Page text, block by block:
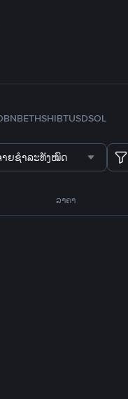
BNBETHSHIBTUSDSOL
າຍຊຳລະທັງໝົດ
ລາຄາ